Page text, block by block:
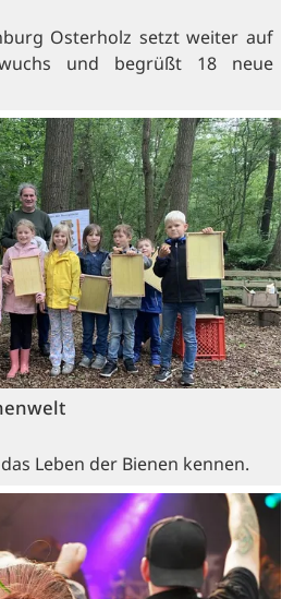
Osterholz setzt weiter auf
und begrüßt 18 neue
Leben der Bienen kennen.